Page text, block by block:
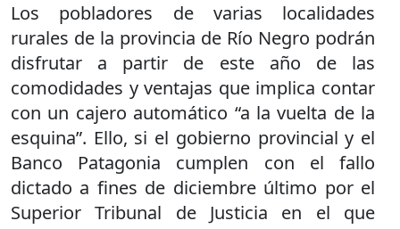
Los pobladores de varias localidades
rurales de la provincia de Río Negro podrán
disfrutar a partir de este año de las
comodidades y ventajas que implica contar
con un cajero automático “a la vuelta de la
esquina”. Ello, si el gobierno provincial y el
Banco Patagonia cumplen con el fallo
dictado a fines de diciembre último por el
Superior Tribunal de Justicia en el que